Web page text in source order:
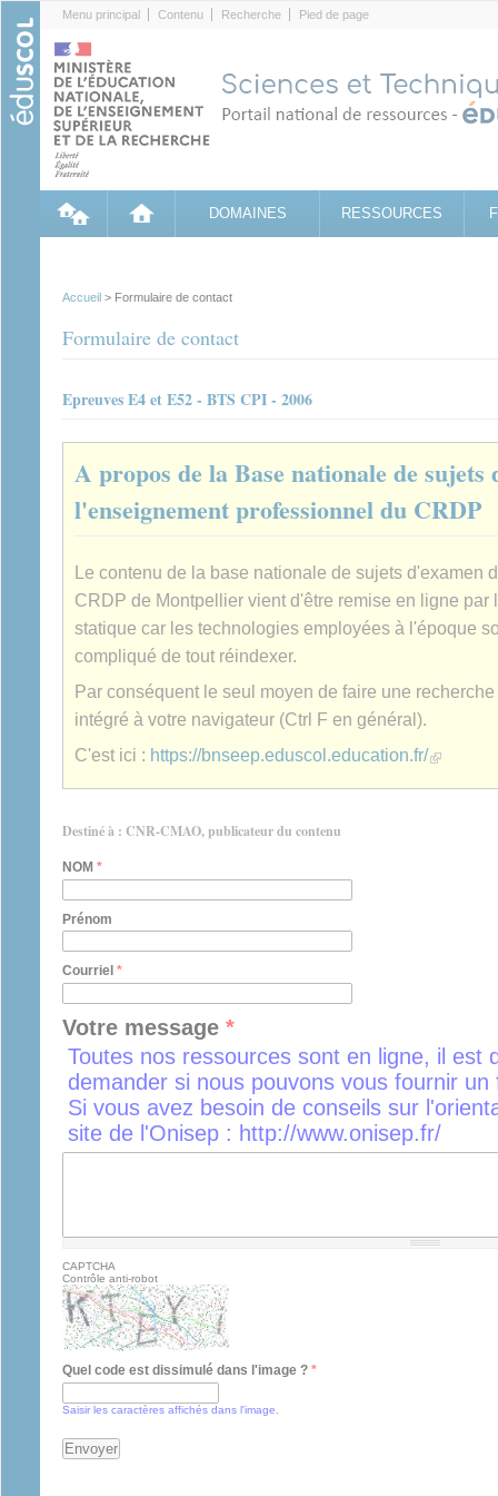
Menu principal Contenu Recherche Pied de page
DOMAINES RESSOURCES
Accueil > Formulaire de contact
Formulaire de contact
Epreuves E4 et E52 - BTS CPI - 2006
A propos de la Base nationale de sujets
l'enseignement professionnel du CRDP
Le contenu de la base nationale de sujets d'examen
CRDP de Montpellier vient d'être remise en ligne par
statique car les technologies employées à l'époque
compliqué de tout réindexer.
Par conséquent le seul moyen de faire une
intégré à votre navigateur (Ctrl F en général).
C'est ici : https://bnseep.eduscol.education.fr/(link is
Destiné à : CNR-CMAO, publicateur du contenu
NOM *
Prénom
Courriel *
Votre message *
Toutes nos ressources sont en ligne, il est
demander si nous pouvons vous fournir
Si vous avez besoin de conseils sur
site de l'Onisep : http://www.onisep.fr/
CAPTCHA
Contrôle anti-robot
Quel code est dissimulé dans l'image ? *
Saisir les caractères affichés dans l'image.